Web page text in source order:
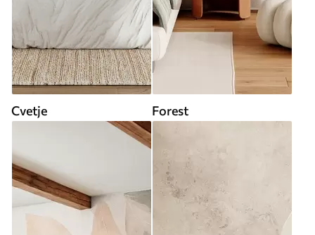
Cvetje Forest